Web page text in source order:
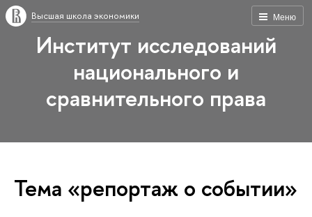
Меню
Высшая школа экономики
Институт исследований
национального и
сравнительного права
Тема «репортаж о событии»